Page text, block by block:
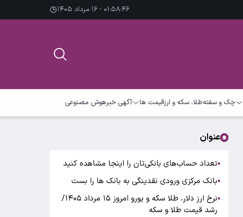
۰۱:۵۸:۴۷ - ۱۶ مرداد ۱۴۰۵
چک و سفتهطلا، سکه و ارزقیمت ها آگهی خبرهوش مصنوعی
عنوان
●تعداد حساب‌های بانکی‌تان را اینجا مشاهده کنید
●بانک مرکزی ورودی نقدینگی به بانک ها را بست
●
نرخ ارز دلار، طلا سکه و یورو امروز ۱۵ مرداد ۱۴۰۵/
رشد قیمت طلا و سکه